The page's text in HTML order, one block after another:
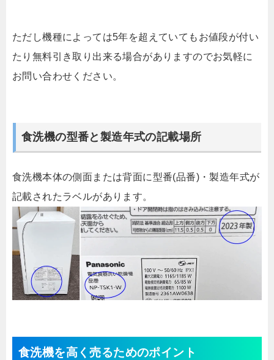
ただし機種によっては5年を超えていてもお値段が付い
たり無料引き取り出来る場合がありますのでお気軽に
お問い合わせください。
食洗機の型番と製造年式の記載場所
食洗機本体の側面または背面に型番(品番)・製造年式が
記載されたラベルがあります。
食洗機を高く売るためのポイント